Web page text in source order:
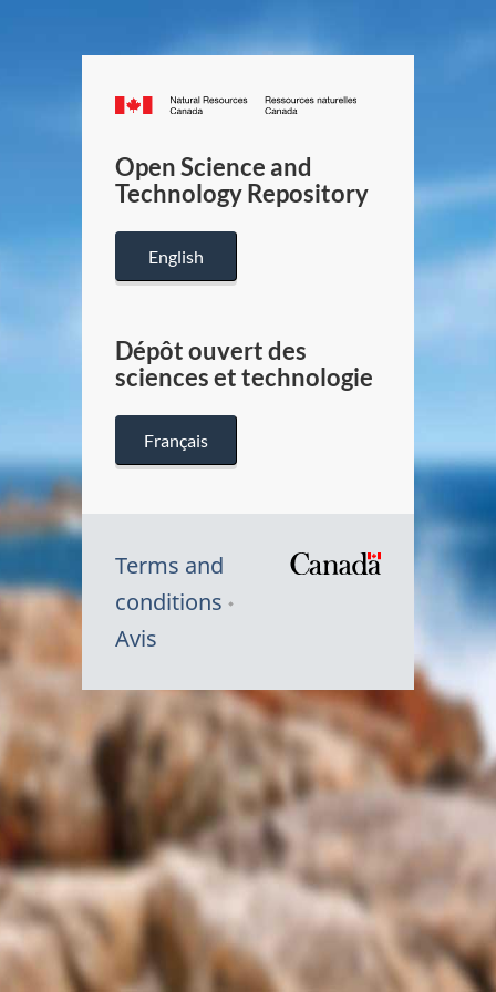
Canada.ca
/
Canada
Open Science and
Technology Repository
English
Dépôt ouvert des
sciences et technologie
Français
Terms and
conditions
Avis
Symbole
du
Canada